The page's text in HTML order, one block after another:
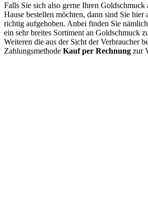
Falls Sie sich also gerne Ihren Goldschmuck
Hause bestellen möchten, dann sind Sie hier
richtig aufgehoben. Anbei finden Sie
ein sehr breites Sortiment an Goldschmuck
Weiteren die aus der Sicht der Verbraucher
Zahlungsmethode Kauf per Rechnung zur